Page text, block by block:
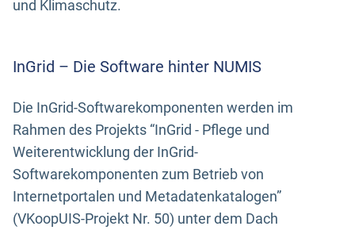
und Klimaschutz.
InGrid – Die Software hinter NUMIS
Die InGrid-Softwarekomponenten werden im
Rahmen des Projekts “InGrid - Pflege und
Weiterentwicklung der InGrid-
Softwarekomponenten zum Betrieb von
Internetportalen und Metadatenkatalogen”
(VKoopUIS-Projekt Nr. 50) unter dem Dach